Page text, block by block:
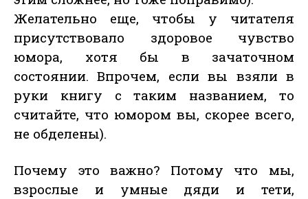
Желательно еще, чтобы у читателя
присутствовало здоровое чувство
юмора, хотя бы в зачаточном
состоянии. Впрочем, если вы взяли в
руки книгу с таким названием, то
считайте, что юмором вы, скорее всего,
не обделены).
Почему это важно? Потому что мы,
взрослые и умные дяди и тети,